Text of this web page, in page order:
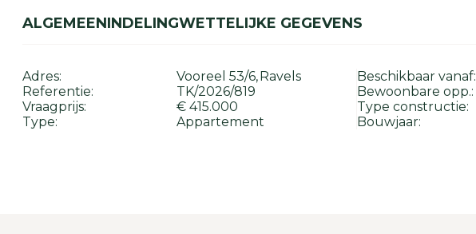
ALGEMEENINDELINGWETTELIJKE GEGEVENS
Adres: Vooreel 53/6 Ravels
Referentie:
TK/2026/819
Vraagprijs:
€ 415.000
Type:
Appartement
Beschikbaar vanaf:
Bewoonbare opp.:
Type constructie:
Bouwjaar: